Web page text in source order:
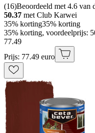
(16)Beoordeeld met 4.6 van
50.37 met Club Karwei
35% korting35% korting
35% korting, voordeelprijs:
77.49
Prijs: 77.49 euro